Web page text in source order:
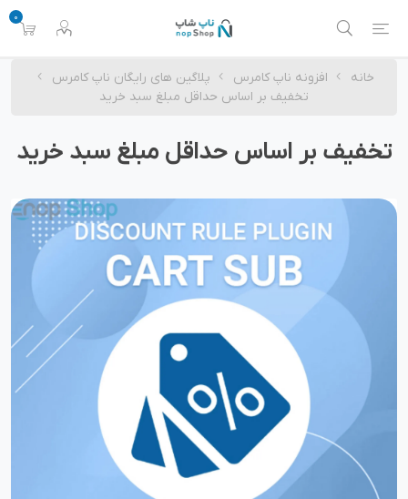
0
خانه افزونه ناپ کامرس
پلاگین های رایگان ناپ کامرس
تخفیف بر اساس حداقل مبلغ سبد خرید
تخفیف بر اساس حداقل مبلغ سبد خرید